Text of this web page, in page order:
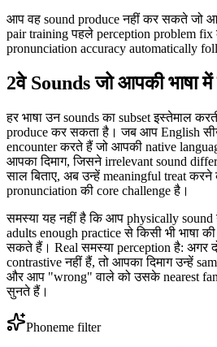
आप वह sound produce नहीं कर सकते जो
pair training पहले perception problem
pronunciation accuracy automatically
2वे Sounds जो आपकी भाषा में
हर भाषा उन sounds का subset इस्तेमाल
produce कर सकता है। जब आप English
encounter करते हैं जो आपकी native
आपका दिमाग, जिसने irrelevant sound
साल बिताए, अब उन्हें meaningful treat
pronunciation की core challenge है।
समस्या यह नहीं है कि आप physically sound
adults enough practice से किसी भी भाषा
सकते हैं। Real समस्या perception है: अगर
contrastive नहीं हैं, तो आपका दिमाग उन्हें
और आप "wrong" वाले को उसके nearest
सुनते हैं।
Phoneme filter